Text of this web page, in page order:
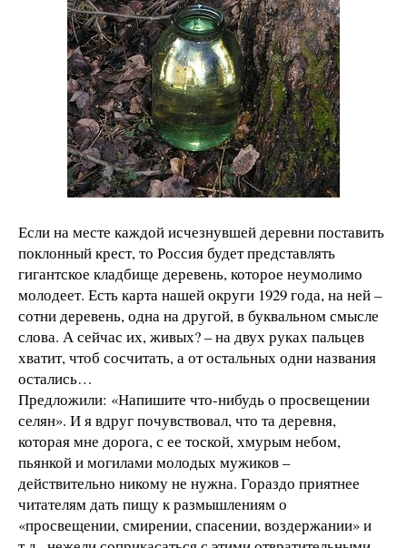
Если на месте каждой исчезнувшей деревни поставить
поклонный крест, то Россия будет представлять
гигантское кладбище деревень, которое неумолимо
молодеет. Есть карта нашей округи 1929 года, на ней –
сотни деревень, одна на другой, в буквальном смысле
слова. А сейчас их, живых? – на двух руках пальцев
хватит, чтоб сосчитать, а от остальных одни названия
остались…
Предложили: «Напишите что-нибудь о просвещении
селян». И я вдруг почувствовал, что та деревня,
которая мне дорога, с ее тоской, хмурым небом,
пьянкой и могилами молодых мужиков –
действительно никому не нужна. Гораздо приятнее
читателям дать пищу к размышлениям о
«просвещении, смирении, спасении, воздержании» и